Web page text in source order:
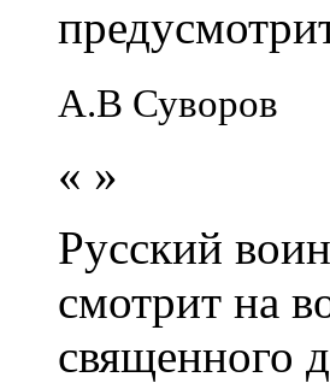
А.В Суворов
« »
Русский
смотрит на
священного